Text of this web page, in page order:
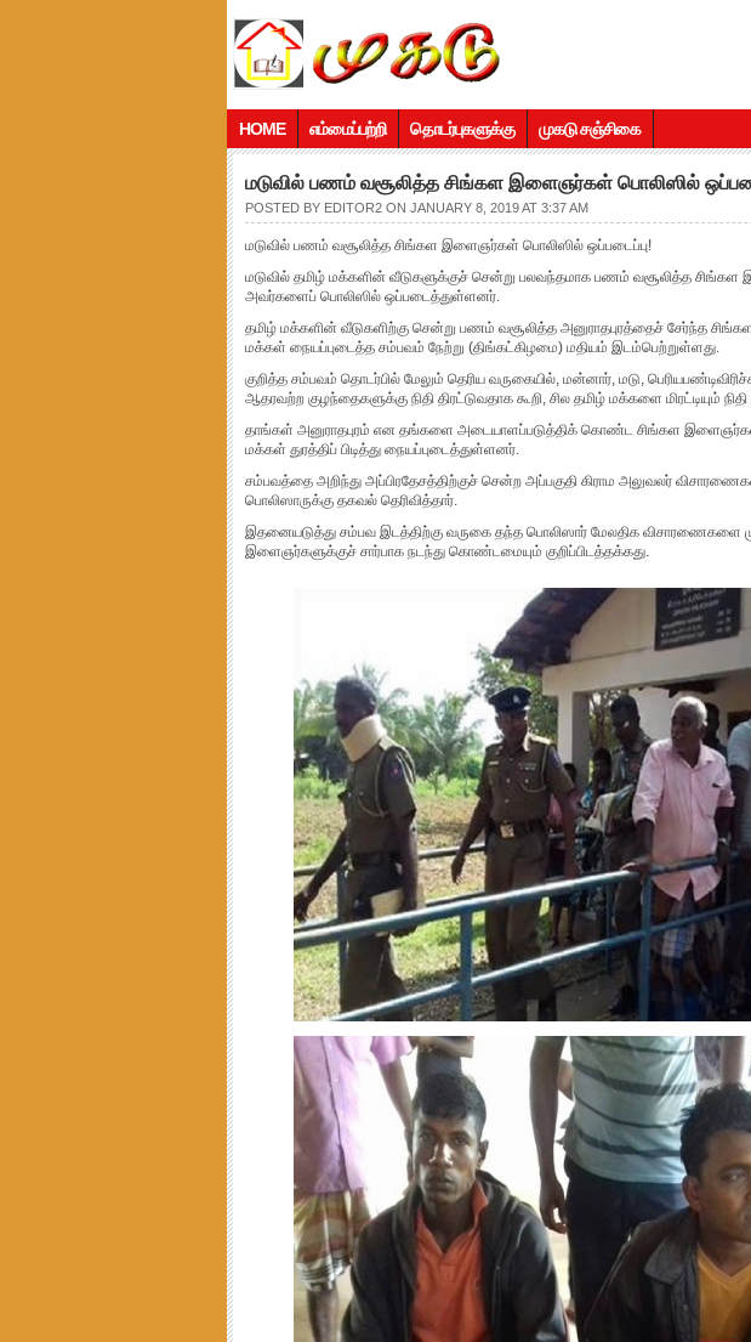
HOME எம்மைப்பற்றி தொடர்புகளுக்கு முகடு சஞ்சிகை
மடுவில் பணம் வசூலித்த சிங்கள இளைஞர்கள் பொலிஸில்
POSTED BY EDITOR2 ON JANUARY 8, 2019 AT 3:37 AM
மடுவில் பணம் வசூலித்த சிங்கள இளைஞர்கள் பொலிஸில் ஒப்படைப்பு!
மடுவில் தமிழ் மக்களின் வீடுகளுக்குச் சென்று பலவந்தமாக பணம் வசூலித்த
அவர்களைப் பொலிஸில் ஒப்படைத்துள்ளனர்.
தமிழ் மக்களின் வீடுகளிற்கு சென்று பணம் வசூலித்த அனுராதபுரத்தைச் சேர்ந்த
மக்கள் நையப்புடைத்த சம்பவம் நேற்று (திங்கட்கிழமை) மதியம் இடம்பெற்றுள்ளது.
குறித்த சம்பவம் தொடர்பில் மேலும் தெரிய வருகையில், மன்னார், மடு,
ஆதரவற்ற குழந்தைகளுக்கு நிதி திரட்டுவதாக கூறி, சில தமிழ் மக்களை மிரட்டியும்
தாங்கள் அனுராதபுரம் என தங்களை அடையாளப்படுத்திக் கொண்ட சிங்கள இளைஞர்கள்
மக்கள் துரத்திப் பிடித்து நையப்புடைத்துள்ளனர்.
சம்பவத்தை அறிந்து அப்பிரதேசத்திற்குச் சென்ற அப்பகுதி கிராம அலுவலர்
பொலிஸாருக்கு தகவல் தெரிவித்தார்.
இதனையடுத்து சம்பவ இடத்திற்கு வருகை தந்த பொலிஸார் மேலதிக விசாரணைகளை
இளைஞர்களுக்குச் சார்பாக நடந்து கொண்டமையும் குறிப்பிடத்தக்கது.